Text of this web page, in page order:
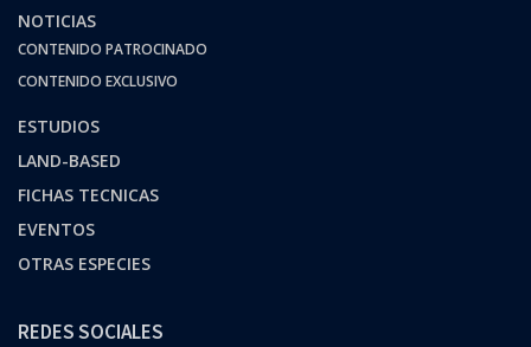
NOTICIAS
CONTENIDO PATROCINADO
CONTENIDO EXCLUSIVO
ESTUDIOS
LAND-BASED
FICHAS TECNICAS
EVENTOS
OTRAS ESPECIES
REDES SOCIALES